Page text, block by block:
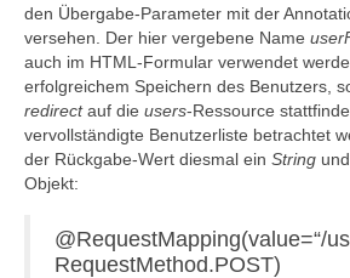
den Übergabe-Parameter mit der
versehen. Der hier vergebene Name
auch im HTML-Formular verwendet
erfolgreichem Speichern des Benutzers,
redirectauf die users-Ressource
vervollständigte Benutzerliste betrachtet
der Rückgabe-Wert diesmal ein String
Objekt:
@RequestMapping(value=“/
RequestMethod.POST)